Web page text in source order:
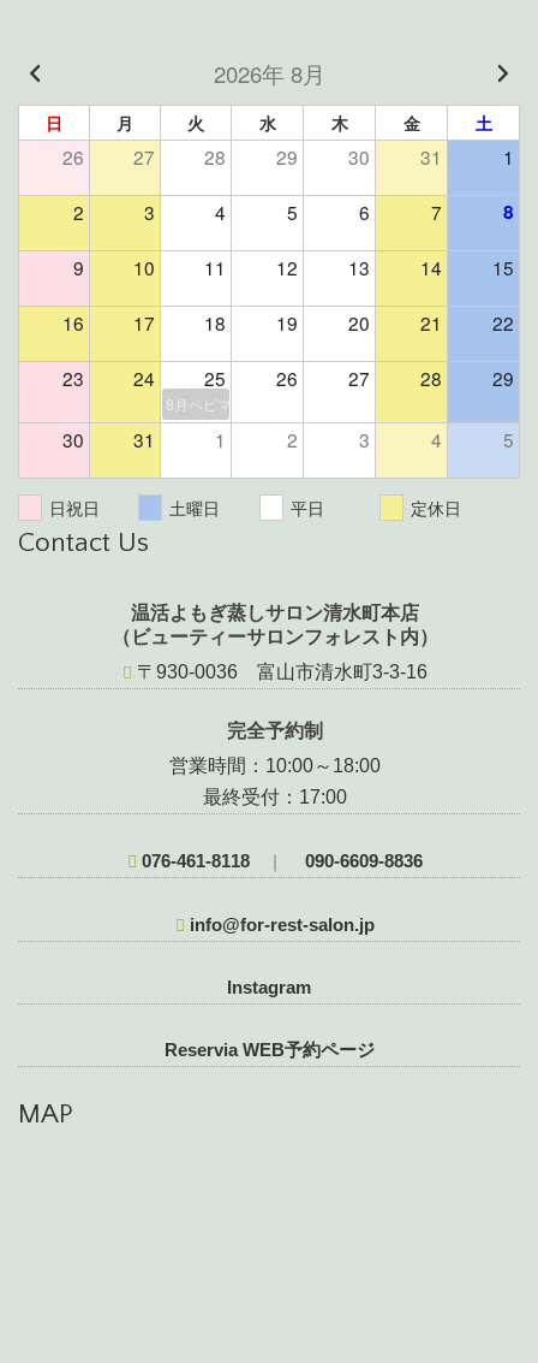
2026年 8月
日 月 火 水 木 金 土
26 27 28 29 30 31 1
2 3 4 5 6 7 8
9 10 11 12 13 14 15
16 17 18 19 20 21 22
23 24 25 26 27 28 29
8月ベビマ＆よもぎ蒸しイベント（残席２組様）
30 31 1 2 3 4 5
日祝日 土曜日 平日 定休日
Contact Us
温活よもぎ蒸しサロン清水町本店
（ビューティーサロンフォレスト内）
〒930-0036 富山市清水町3-3-16
完全予約制
営業時間：10:00～18:00
最終受付：17:00
076-461-8118 ｜ 090-6609-8836
info@for-rest-salon.jp
Instagram
Reservia WEB予約ページ
MAP